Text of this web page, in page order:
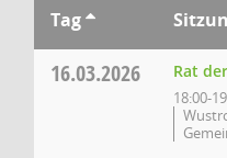
Tag
16.03.2026 Rat
18:00-